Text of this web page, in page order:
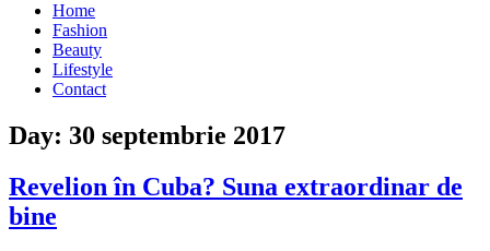
Home
Fashion
Beauty
Lifestyle
Contact
Day: 30 septembrie 2017
Revelion în Cuba? Suna extraordinar de
bine